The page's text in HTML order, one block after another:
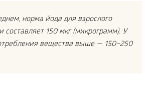
норма йода для взрослого
составляет 150 мкг (микрограмм). У
вещества выше — 150–250